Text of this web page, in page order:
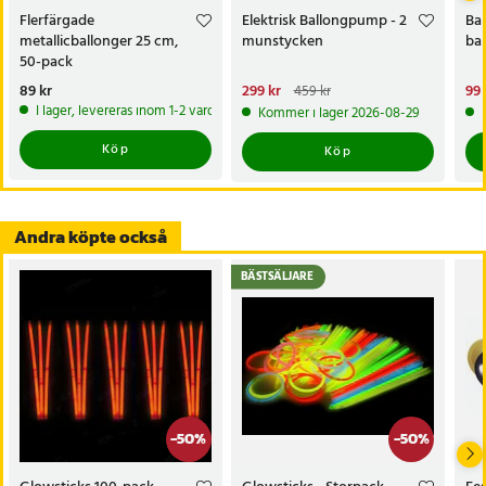
Flerfärgade
metallicballonger 25 cm,
50-pack
Pris:
89 kr
I lager, levereras inom 1-2 vardagar
Köp
Elektrisk Ballongpump - 2
munstycken
Nuvarande pris
299 krTidigare pris:459 kr
299 kr 459 kr
Kommer i lager 2026-08-29
Köp
99
99
Andra köpte också
-50% -50%
BÄSTSÄLJARE